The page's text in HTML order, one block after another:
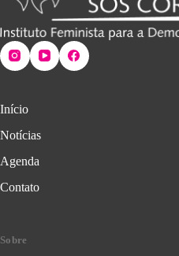
Início
Notícias
Agenda
Contato
Sobre